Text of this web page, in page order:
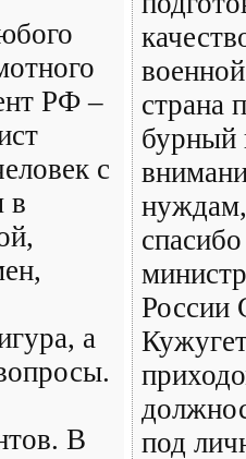
РФ –
с
в
а
В
страна
бурный
России
под